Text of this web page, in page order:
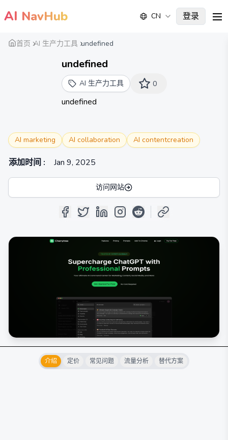
AI NavHub CN 登录
首页 AI 生产力工具 undefined
undefined
AI 生产力工具 0
undefined
AI marketing AI collaboration AI contentcreation
添加时间 : Jan 9, 2025
访问网站
介绍 定价 常见问题 流量分析 替代方案